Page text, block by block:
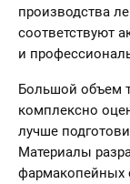
производства
соответствуют
и
Большой объем
комплексно
лучше
Материалы
фармакопейных